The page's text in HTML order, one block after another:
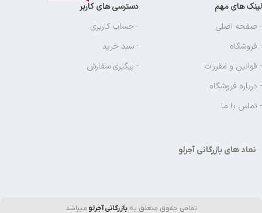
لینک های مهم
- صفحه اصلی
- فروشگاه
- قوانین و مقررات
- درباره فروشگاه
- تماس با ما
دسترسی های کاربر
- حساب کاربری
- سبد خرید
- پیگیری سفارش
نماد های بازرگانی آجرلو
تمامی حقوق متعلق بهبازرگانی آجرلو میباشد